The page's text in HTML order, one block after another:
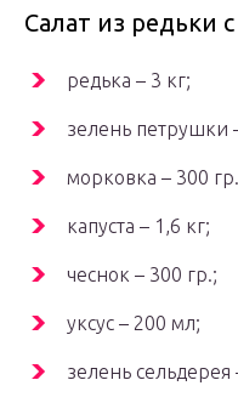
Салат из редьки
редька – 3 кг;
зелень петрушки
морковка – 300
капуста – 1,6 кг;
чеснок – 300 гр.;
уксус – 200 мл;
зелень сельдерея